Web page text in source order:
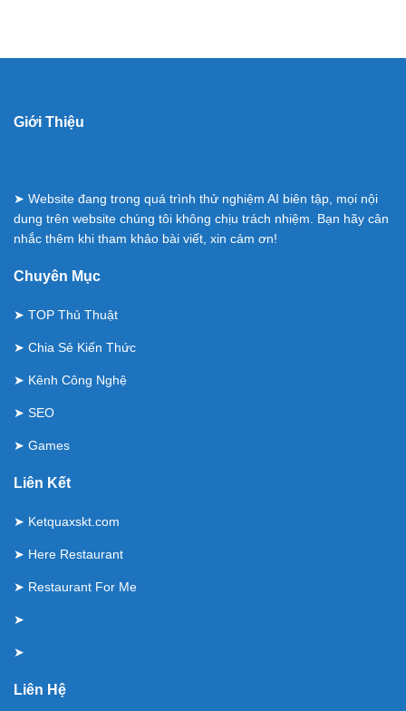
Giới Thiệu
➤ Website đang trong quá trình thử nghiệm AI biên tập, mọi nội
dung trên website chúng tôi không chịu trách nhiệm. Bạn hãy cân
nhắc thêm khi tham khảo bài viết, xin cảm ơn!
Chuyên Mục
➤ TOP Thủ Thuật
➤ Chia Sẻ Kiến Thức
➤ Kênh Công Nghệ
➤ SEO
➤ Games
Liên Kết
➤ Ketquaxskt.com
➤ Here Restaurant
➤ Restaurant For Me
➤
➤
Liên Hệ